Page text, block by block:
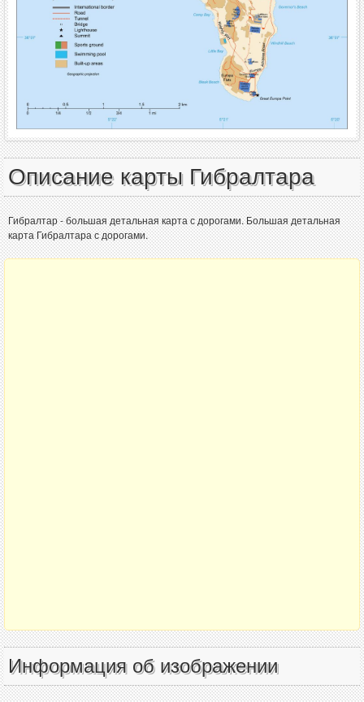
Описание карты Гибралтара
Гибралтар - большая детальная карта с дорогами. Большая детальная
карта Гибралтара с дорогами.
Информация об изображении